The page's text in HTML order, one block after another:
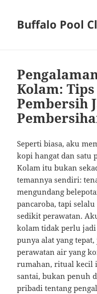
Buffalo Pool
Kolam:
Pembersih
Seperti biasa, aku
kopi hangat dan satu
Kolam itu bukan
temannya sendiri:
mengundang
pancaroba, tapi
sedikit perawatan.
kolam tidak perlu
punya alat yang
perawatan air yang
rumahan, ritual kecil
santai, bukan penuh
pribadi tentang